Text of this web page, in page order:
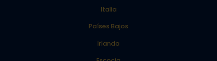
Italia
Países Bajos
Irlanda